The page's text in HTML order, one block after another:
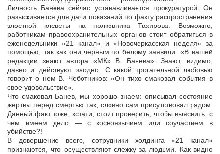
Личность Банева сейчас устанавливается прокуратурой. Он
разыскивается для дачи показаний по факту распространения
злостной клеветы на полковника Тахирова. Возможно,
работникам правоохранительных органов стоит обратиться в
еженедельники «21 канал» и «Новочеркасская неделя» за
помощью, так как они черным по белому заявили: «В нашей
редакции знают автора «МК» В. Банева». Знают, видимо,
давно и действуют заодно. С какой трогательной любовью
говорит о нем В. Чеботников: «Он тихо смаковал события в
свое удовольствие».
Что смаковал Банев, мы хорошо знаем: описывал состояние
жертвы перед смертью так, словно сам присутствовал рядом.
Данный факт тоже, кстати, стоит проверить, чтобы выяснить, с
чем имеем дело — с косноязычием или соучастием в
убийстве?!
В довершение всего, сотрудники холдинга «21 канал»
признаются, что осуществляют слежку за людьми. Как видно